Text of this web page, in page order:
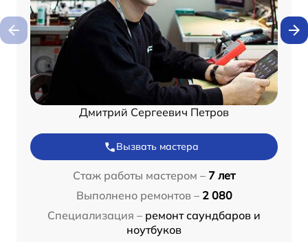
Дмитрий Сергеевич Петров
Вызвать мастера
Стаж работы мастером – 7 лет
Выполнено ремонтов – 2 080
Специализация – ремонт саундбаров и
ноутбуков